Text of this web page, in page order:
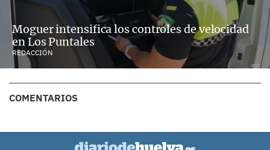
Moguer intensifica los controles de velocidad
en Los Puntales
REDACCIÓN
COMENTARIOS